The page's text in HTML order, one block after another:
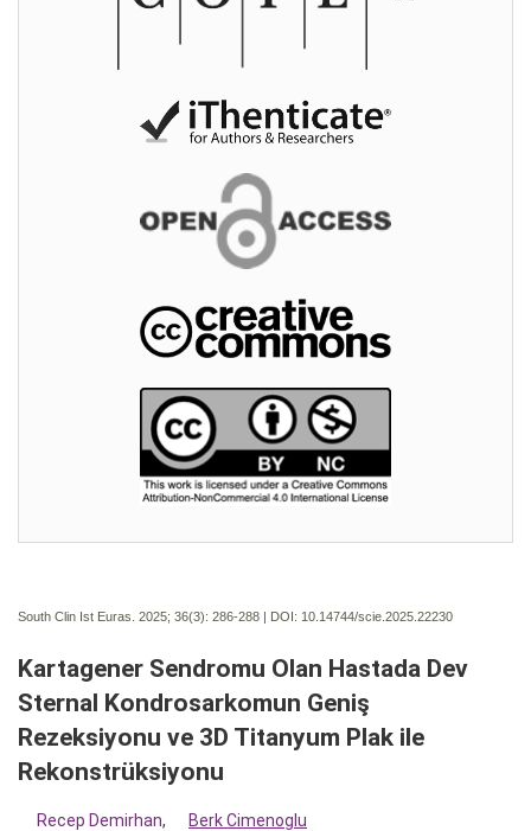
South Clin Ist Euras. 2025; 36(3): 286-288 | DOI: 10.14744/scie.2025.22230
Kartagener Sendromu Olan Hastada Dev
Sternal Kondrosarkomun Geniş
Rezeksiyonu ve 3D Titanyum Plak ile
Rekonstrüksiyonu
Recep Demirhan, Berk Cimenoglu